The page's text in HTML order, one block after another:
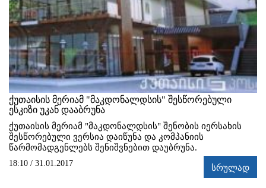
ქუთაისის მერიამ "მაკდონალდსის" შესწორებული
ესკიზი უკან დააბრუნა
ქუთაისის მერიამ "მაკდონალდსის" შენობის იერსახის
შესწორებული ვერსია დაიწუნა და კომპანიის
წარმომადგენლებს შენიშვნებით დაუბრუნა.
18:10 / 31.01.2017 სრულად